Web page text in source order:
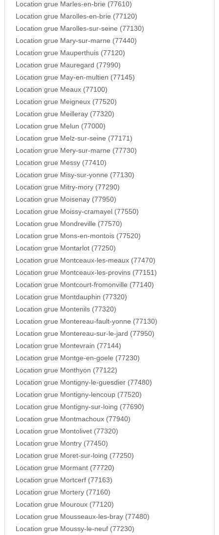
Location grue Marles-en-brie (77610)
Location grue Marolles-en-brie (77120)
Location grue Marolles-sur-seine (77130)
Location grue Mary-sur-marne (77440)
Location grue Mauperthuis (77120)
Location grue Mauregard (77990)
Location grue May-en-multien (77145)
Location grue Meaux (77100)
Location grue Meigneux (77520)
Location grue Meilleray (77320)
Location grue Melun (77000)
Location grue Melz-sur-seine (77171)
Location grue Mery-sur-marne (77730)
Location grue Messy (77410)
Location grue Misy-sur-yonne (77130)
Location grue Mitry-mory (77290)
Location grue Moisenay (77950)
Location grue Moissy-cramayel (77550)
Location grue Mondreville (77570)
Location grue Mons-en-montois (77520)
Location grue Montarlot (77250)
Location grue Montceaux-les-meaux (77470)
Location grue Montceaux-les-provins (77151)
Location grue Montcourt-fromonville (77140)
Location grue Montdauphin (77320)
Location grue Montenils (77320)
Location grue Montereau-fault-yonne (77130)
Location grue Montereau-sur-le-jard (77950)
Location grue Montevrain (77144)
Location grue Montge-en-goele (77230)
Location grue Monthyon (77122)
Location grue Montigny-le-guesdier (77480)
Location grue Montigny-lencoup (77520)
Location grue Montigny-sur-loing (77690)
Location grue Montmachoux (77940)
Location grue Montolivet (77320)
Location grue Montry (77450)
Location grue Moret-sur-loing (77250)
Location grue Mormant (77720)
Location grue Mortcerf (77163)
Location grue Mortery (77160)
Location grue Mouroux (77120)
Location grue Mousseaux-les-bray (77480)
Location grue Moussy-le-neuf (77230)